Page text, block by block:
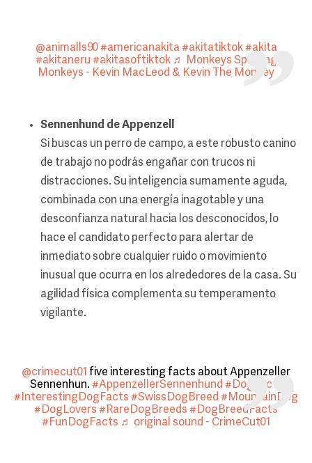
@animalls90 #americanakita #akitatiktok #akita
#akitaneru #akitasoftiktok ♬ Monkeys Spinning
Monkeys - Kevin MacLeod & Kevin The Monkey
Sennenhund de Appenzell
Si buscas un perro de campo, a este robusto canino
de trabajo no podrás engañar con trucos ni
distracciones. Su inteligencia sumamente aguda,
combinada con una energía inagotable y una
desconfianza natural hacia los desconocidos, lo
hace el candidato perfecto para alertar de
inmediato sobre cualquier ruido o movimiento
inusual que ocurra en los alrededores de la casa. Su
agilidad física complementa su temperamento
vigilante.
@crimecut01 five interesting facts about Appenzeller
Sennenhun. #AppenzellerSennenhund #DogFacts
#InterestingDogFacts #SwissDogBreed #MountainDog
#DogLovers #RareDogBreeds #DogBreedFacts
#FunDogFacts ♬ original sound - CrimeCut01